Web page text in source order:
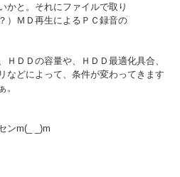
かと。それにファイルで取り
）ＭＤ再生によるＰＣ録音の
ＨＤＤの容量や、ＨＤＤ最適化具合、
などによって、条件が変わってきます
。
ンm(_ _)m